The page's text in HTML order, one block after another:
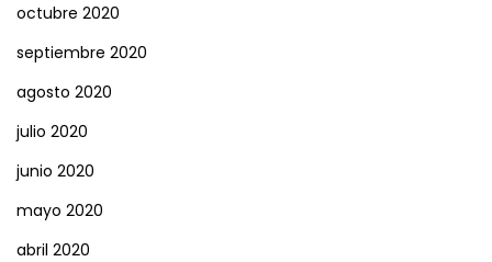
octubre 2020
septiembre 2020
agosto 2020
julio 2020
junio 2020
mayo 2020
abril 2020